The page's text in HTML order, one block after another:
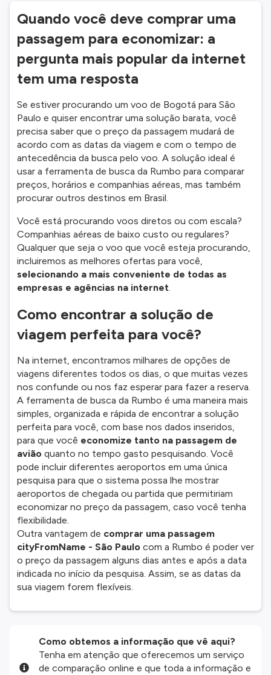
Quando você deve comprar uma
passagem para economizar: a
pergunta mais popular da internet
tem uma resposta
Se estiver procurando um voo de Bogotá para São
Paulo e quiser encontrar uma solução barata, você
precisa saber que o preço da passagem mudará de
acordo com as datas da viagem e com o tempo de
antecedência da busca pelo voo. A solução ideal é
usar a ferramenta de busca da Rumbo para comparar
preços, horários e companhias aéreas, mas também
procurar outros destinos em Brasil.
Você está procurando voos diretos ou com escala?
Companhias aéreas de baixo custo ou regulares?
Qualquer que seja o voo que você esteja procurando,
incluiremos as melhores ofertas para você,
selecionando a mais conveniente de todas as
empresas e agências na internet.
Como encontrar a solução de
viagem perfeita para você?
Na internet, encontramos milhares de opções de
viagens diferentes todos os dias, o que muitas vezes
nos confunde ou nos faz esperar para fazer a reserva.
A ferramenta de busca da Rumbo é uma maneira mais
simples, organizada e rápida de encontrar a solução
perfeita para você, com base nos dados inseridos,
para que você economize tanto na passagem de
avião quanto no tempo gasto pesquisando. Você
pode incluir diferentes aeroportos em uma única
pesquisa para que o sistema possa lhe mostrar
aeroportos de chegada ou partida que permitiriam
economizar no preço da passagem, caso você tenha
flexibilidade.
Outra vantagem de comprar uma passagem
cityFromName - São Paulo com a Rumbo é poder ver
o preço da passagem alguns dias antes e após a data
indicada no início da pesquisa. Assim, se as datas da
sua viagem forem flexíveis.
Como obtemos a informação que vê aqui?
Tenha em atenção que oferecemos um serviço
de comparação online e que toda a informação e